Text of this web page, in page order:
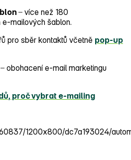
– více než 180
šablon.
pro sběr kontaktů včetně pop‑up
– obohacení e‑mail marketingu
proč vybrat e‑mailing